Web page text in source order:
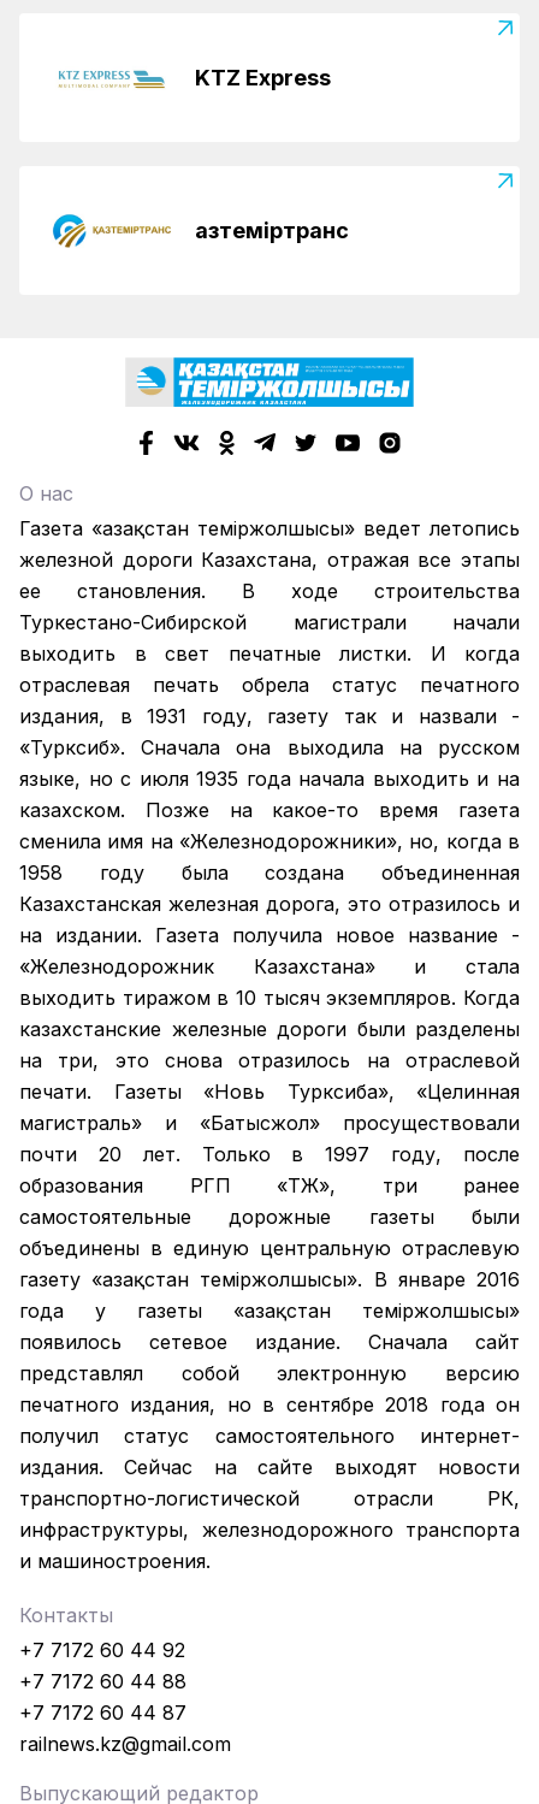
KTZ Express
Қазтеміртранс
О нас
Газета «Қазақстан теміржолшысы» ведет летопись
железной дороги Казахстана, отражая все этапы
ее становления. В ходе строительства
Туркестано-Сибирской магистрали начали
выходить в свет печатные листки. И когда
отраслевая печать обрела статус печатного
издания, в 1931 году, газету так и назвали -
«Турксиб». Сначала она выходила на русском
языке, но с июля 1935 года начала выходить и на
казахском. Позже на какое-то время газета
сменила имя на «Железнодорожники», но, когда в
1958 году была создана объединенная
Казахстанская железная дорога, это отразилось и
на издании. Газета получила новое название -
«Железнодорожник Казахстана» и стала
выходить тиражом в 10 тысяч экземпляров. Когда
казахстанские железные дороги были разделены
на три, это снова отразилось на отраслевой
печати. Газеты «Новь Турксиба», «Целинная
магистраль» и «Батысжол» просуществовали
почти 20 лет. Только в 1997 году, после
образования РГП «ҚТЖ», три ранее
самостоятельные дорожные газеты были
объединены в единую центральную отраслевую
газету «Қазақстан темiржолшысы». В январе 2016
года у газеты «Қазақстан теміржолшысы»
появилось сетевое издание. Сначала сайт
представлял собой электронную версию
печатного издания, но в сентябре 2018 года он
получил статус самостоятельного интернет-
издания. Сейчас на сайте выходят новости
транспортно-логистической отрасли РК,
инфраструктуры, железнодорожного транспорта
и машиностроения.
Контакты
+7 7172 60 44 92
+7 7172 60 44 88
+7 7172 60 44 87
railnews.kz@gmail.com
Выпускающий редактор